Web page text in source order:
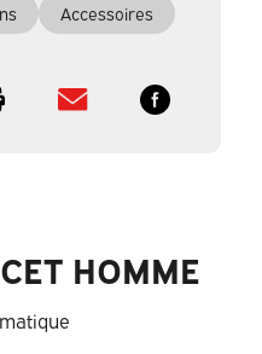
Accessoires
HOMME